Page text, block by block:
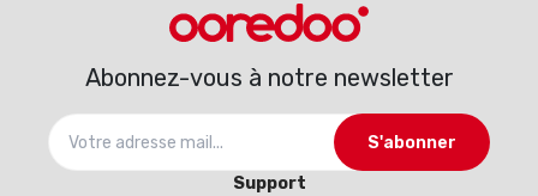
Abonnez-vous à notre newsletter
S'abonner
Support